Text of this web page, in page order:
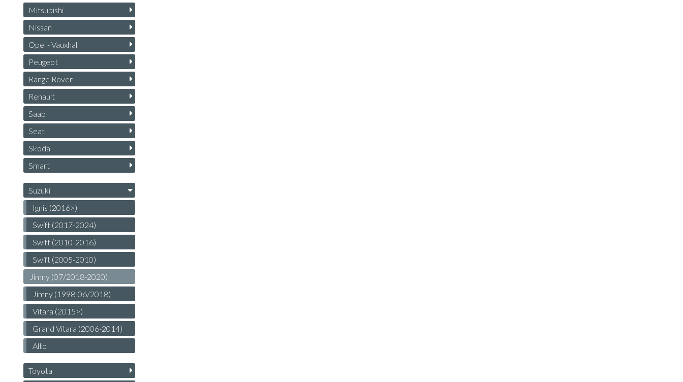
Mitsubishi
Nissan
Opel - Vauxhall
Peugeot
Range Rover
Renault
Saab
Seat
Skoda
Smart
Suzuki
Ignis (2016>)
Swift (2017-2024)
Swift (2010-2016)
Swift (2005-2010)
Jimny (07/2018-2020)
Jimny (1998-06/20​18)
Vitara (2015>)
Grand Vitara (2006-2014)
Alto
Toyota